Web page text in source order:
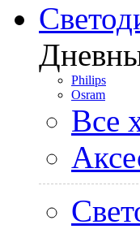
Philips
Osram
Все